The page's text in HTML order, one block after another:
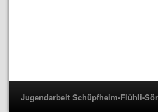
Jugendarbeit Schüpfheim-Flühli-